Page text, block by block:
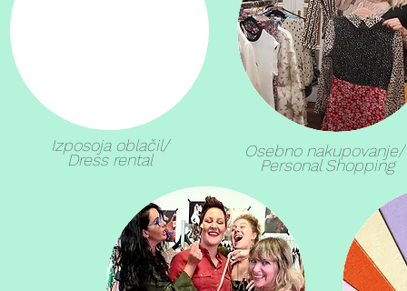
Izposoja oblačil/
Dress rental Osebno
Personal Shopping